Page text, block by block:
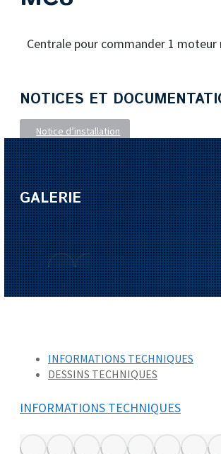
Centrale pour commander 1
NOTICES ET
Notice d’installation
GALERIE
INFORMATIONS TECHNIQUES
DESSINS TECHNIQUES
INFORMATIONS TECHNIQUES